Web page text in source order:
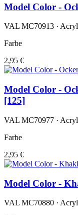
Model Color -
VAL MC70913 ·
Farbe
2,95 €
Model Color -
[125]
VAL MC70977 ·
Farbe
2,95 €
Model Color -
VAL MC70880 ·